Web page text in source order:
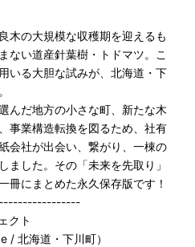
木の大規模な収穫期を迎えるも
ない道産針葉樹・トドマツ。こ
いる大胆な試みが、北海道・下
んだ地方の小さな町、新たな木
事業構造転換を図るため、社有
会社が出会い、繋がり、一棟の
ました。その「未来を先取り」
冊にまとめた永久保存版です！
クト
/ 北海道・下川町）